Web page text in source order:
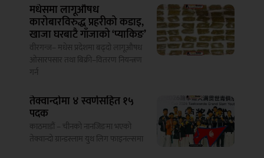
मधेसमा लागूऔषध
कारोबारविरुद्ध प्रहरीको कडाइ,
खाजा घरबाटै गाँजाको ‘प्याकिङ’
वीरगन्ज– मधेस प्रदेशमा बढ्दो लागूऔषध
ओसारपसार तथा बिक्री–वितरण नियन्त्रण
गर्न
तेक्वान्दोमा ४ स्वर्णसहित १५
पदक
काठमाडौं – चीनको नानजिङमा भएको
तेक्वान्दो ग्रान्डस्लाम युथ लिग फाइनल्समा